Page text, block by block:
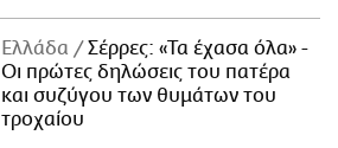
Ελλάδα
Σέρρες: «Τα έχασα όλα» -
Οι πρώτες δηλώσεις του πατέρα
και συζύγου των θυμάτων του
τροχαίου